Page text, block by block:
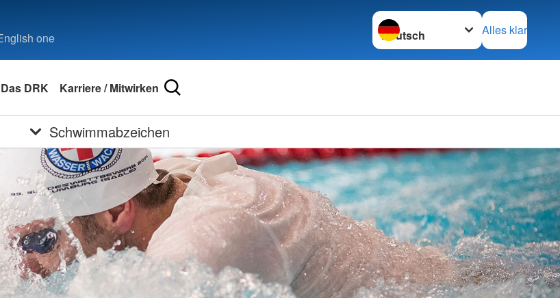
one
Sprache wechseln zu
Alles klar
Das DRK Karriere / Mitwirken
Schwimmabzeichen